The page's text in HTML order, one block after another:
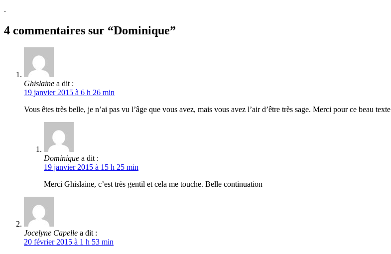
.
4 commentaires sur “Dominique”
Ghislaine a dit :
19 janvier 2015 à 6 h 26 min
Vous êtes très belle, je n’ai pas vu l’âge que vous avez, mais vous avez l’air d’être très sage. Merci pour ce beau texte
Dominique a dit :
19 janvier 2015 à 15 h 25 min
Merci Ghislaine, c’est très gentil et cela me touche. Belle continuation
Jocelyne Capelle a dit :
20 février 2015 à 1 h 53 min